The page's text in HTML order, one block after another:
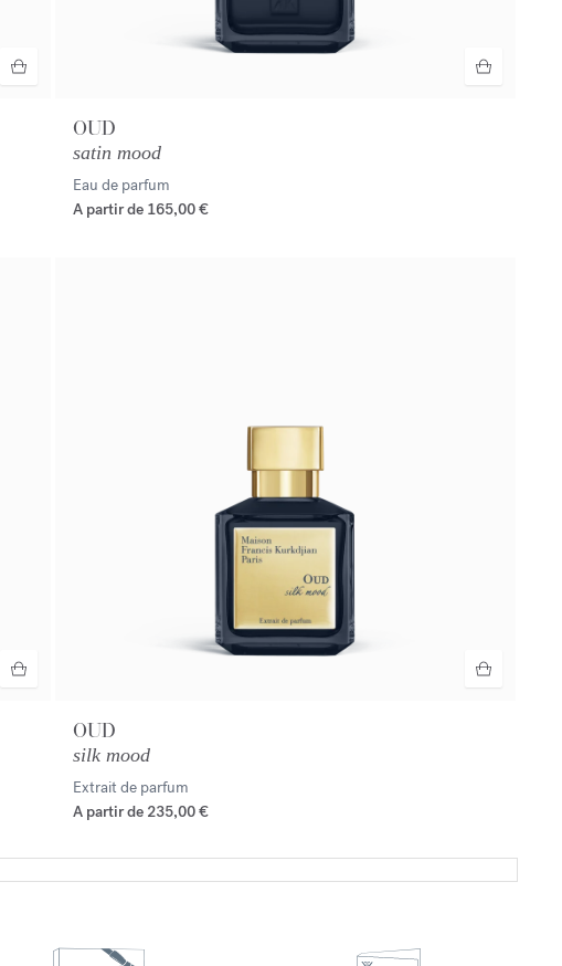
OUD
satin mood
Eau de parfum
A partir de 165,00 €
OUD
silk mood
Extrait de parfum
A partir de 235,00 €